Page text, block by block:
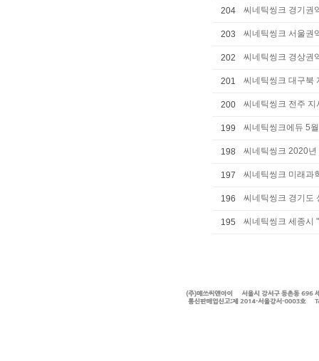
204 씨네틱씽크 경기권
203 씨네틱씽크 서울권
202 씨네틱씽크 경상권
201 씨네틱씽크 대구북
200 씨네틱씽크 전주
199 씨네틱씽크에듀 5
198 씨네틱씽크 2020
197 씨네틱씽크 미래과
196 씨네틱씽크 경기도
195 씨네틱씽크 세종시